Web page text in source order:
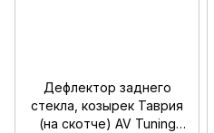
Дефлектор заднего
стекла, козырек Таврия
(на скотче) AV Tuning